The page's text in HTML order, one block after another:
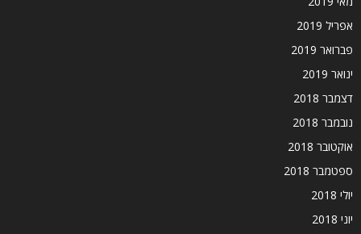
אפריל 2019
פברואר 2019
ינואר 2019
דצמבר 2018
נובמבר 2018
אוקטובר 2018
ספטמבר 2018
יולי 2018
יוני 2018